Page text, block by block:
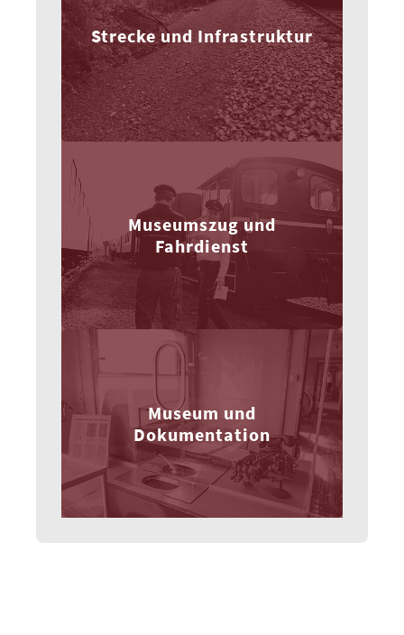
Strecke und Infrastruktur
Museumszug und
Fahrdienst
Museum und
Dokumentation